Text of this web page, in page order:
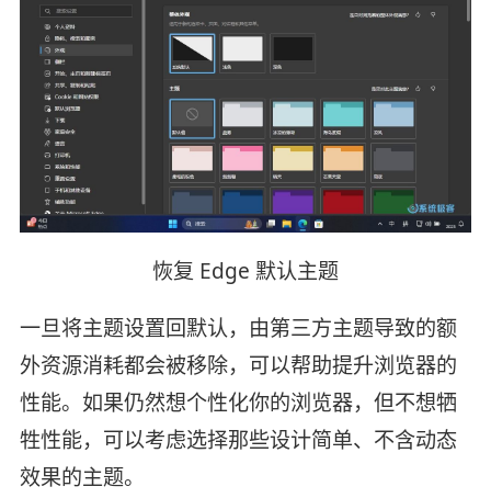
恢复 Edge 默认主题
一旦将主题设置回默认，由第三方主题导致的额
外资源消耗都会被移除，可以帮助提升浏览器的
性能。如果仍然想个性化你的浏览器，但不想牺
牲性能，可以考虑选择那些设计简单、不含动态
效果的主题。